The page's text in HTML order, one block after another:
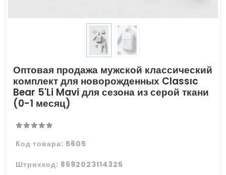
Оптовая продажа мужской классический
комплект для новорожденных Classıc
Bear 5'Li Mavi для сезона из серой ткани
(0-1 месяц)
Код товара: 5605
Штрихкод: 8692023114325